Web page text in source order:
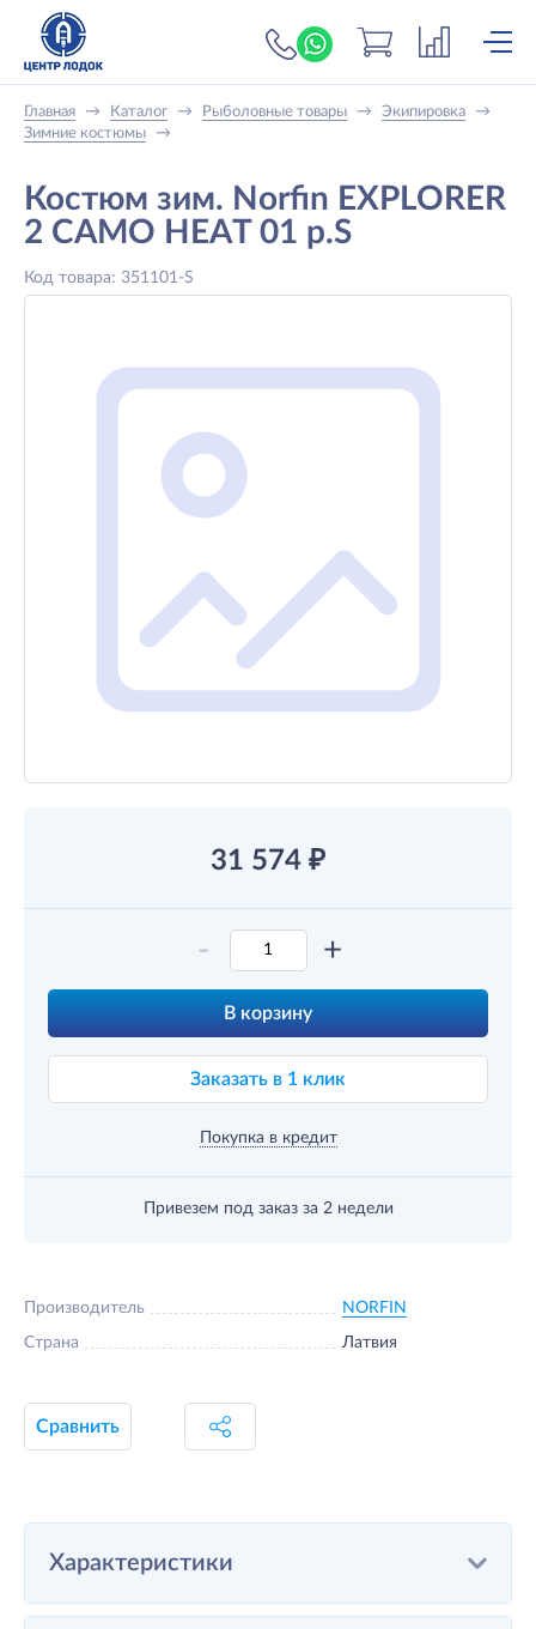
+7 (919) 698-56-
Главная → Каталог → Рыболовные товары → Экипировка
→
Зимние костюмы
→
Костюм зим. Norfin EXPLORER
2 CAMO HEAT 01 р.S
Код товара: 351101-S
31 574 ₽
- +
В корзину
Заказать в 1 клик
Покупка в кредит
Привезем под заказ за 2 недели
Производитель NORFIN
Страна Латвия
Сравнить
Характеристики